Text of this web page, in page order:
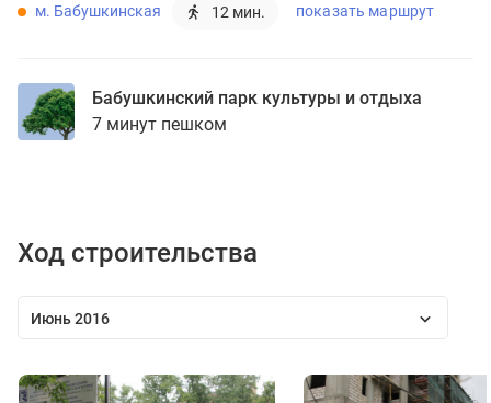
м. Бабушкинская 12 мин. показать маршрут
Бабушкинский парк культуры и отдыха
7 минут пешком
Ход строительства
Июнь 2016